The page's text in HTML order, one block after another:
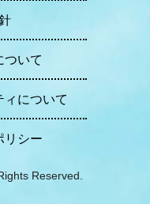
ついて
ィについて
リシー
Reserved.